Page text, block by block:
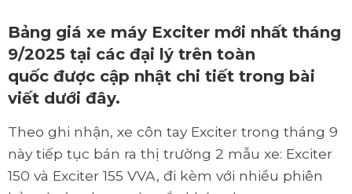
Bảng giá xe máy Exciter mới nhất tháng
9/2025 tại các đại lý trên toàn
quốc được cập nhật chi tiết trong bài
viết dưới đây.
Theo ghi nhận, xe côn tay Exciter trong tháng 9
này tiếp tục bán ra thị trường 2 mẫu xe: Exciter
150 và Exciter 155 VVA, đi kèm với nhiều phiên